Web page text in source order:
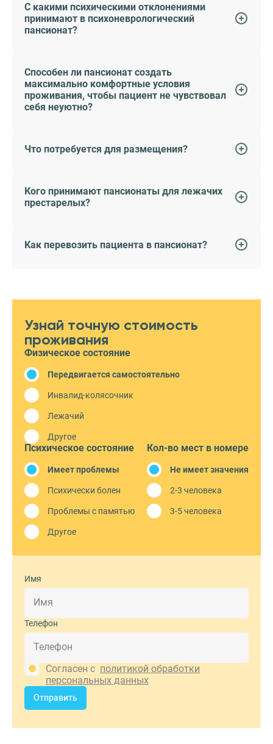
С какими психическими отклонениями
принимают в психоневрологический
пансионат?
Способен ли пансионат создать
максимально комфортные условия
проживания, чтобы пациент не чувствовал
себя неуютно?
Что потребуется для размещения?
Кого принимают пансионаты для лежачих
престарелых?
Как перевозить пациента в пансионат?
Узнай точную стоимость
проживания
Физическое состояние
Передвигается самостоятельно
Инвалид-колясочник
Лежачий
Другое
Психическое состояние
Имеет проблемы
Психически болен
Проблемы с памятью
Другое
Кол-во мест в номере
Не имеет значения
2-3 человека
3-5 человека
Имя
Телефон
Согласен с политикой обработки
персональных данных
Отправить